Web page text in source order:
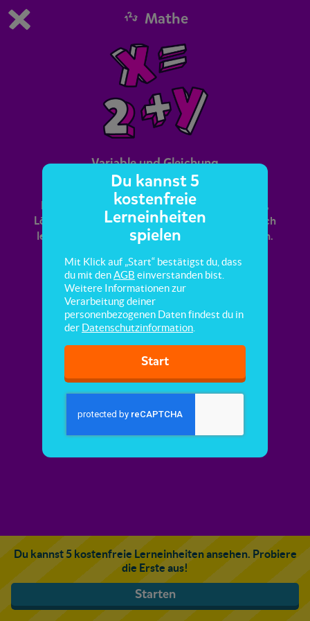
Du spielst die kostenfreie Testversion von scoyo.
Jetzt bestellen
0
Mathe
Variable und Gleichung
Hier lernst du die Begriffe Variable, Gleichung,
Lösung, wahre und falsche Aussage kennen. Auch
lernst du Gleichungen durch Probieren zu lösen.
Du kannst 5 kostenfreie Lerneinheiten ansehen. Probiere
die Erste aus!
Starten
Du kannst 5
kostenfreie
Lerneinheiten
spielen
Mit Klick auf „Start“ bestätigst du, dass
du mit denAGB einverstanden bist.
Weitere Informationen zur
Verarbeitung deiner
personenbezogenen Daten findest du in
der Datenschutzinformation
Start